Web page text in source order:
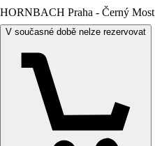
HORNBACH Praha - Černý Most
V současné době nelze rezervovat